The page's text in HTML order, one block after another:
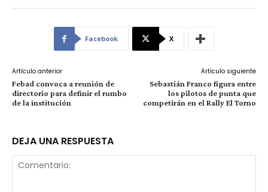
Facebook X
Artículo anterior
Febad convoca a reunión de
directorio para definir el rumbo
de la institución
Artículo siguiente
Sebastián Franco figura entre
los pilotos de punta que
competirán en el Rally El Torno
DEJA UNA RESPUESTA